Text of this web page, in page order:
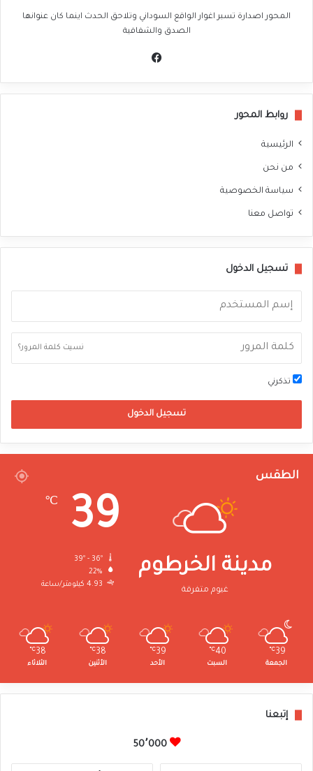
المحور اصدارة تسبر اغوار الواقع السوداني وتلاحق الحدث اينما كان عنوانها
الصدق والشفافية
روابط المحور
الرئيسية
من نحن
سياسة الخصوصية
تواصل معنا
تسجيل الدخول
نسيت كلمة المرور؟
تذكرني
تسجيل الدخول
الطقس
مدينة الخرطوم
غيوم متفرقة
39
℃
22%
4.93 كيلومتر/ساعة
39
℃
الجمعة
40
℃
السبت
39
℃
الأحد
38
℃
الأثنين
38
℃
الثلاثاء
إتبعنا
50٬000